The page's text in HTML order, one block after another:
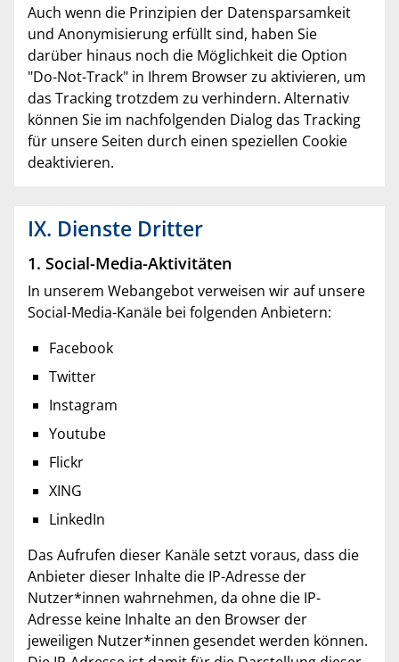
Auch wenn die Prinzipien der Datensparsamkeit
und Anonymisierung erfüllt sind, haben Sie
darüber hinaus noch die Möglichkeit die Option
"Do-Not-Track" in Ihrem Browser zu aktivieren, um
das Tracking trotzdem zu verhindern. Alternativ
können Sie im nachfolgenden Dialog das Tracking
für unsere Seiten durch einen speziellen Cookie
deaktivieren.
IX. Dienste Dritter
1. Social-Media-Aktivitäten
In unserem Webangebot verweisen wir auf unsere
Social-Media-Kanäle bei folgenden Anbietern:
Facebook
Twitter
Instagram
Youtube
Flickr
XING
LinkedIn
Das Aufrufen dieser Kanäle setzt voraus, dass die
Anbieter dieser Inhalte die IP-Adresse der
Nutzer*innen wahrnehmen, da ohne die IP-
Adresse keine Inhalte an den Browser der
jeweiligen Nutzer*innen gesendet werden können.